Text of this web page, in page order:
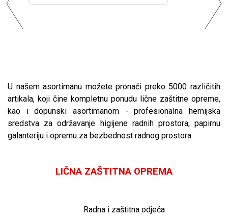
U našem asortimanu možete pronaći preko 5000 različitih
artikala, koji čine kompletnu ponudu lične zaštitne opreme,
kao i dopunski asortimanom - profesionalna hemijska
sredstva za održavanje higijene radnih prostora, papirnu
galanteriju i opremu za bezbednost radnog prostora.
LIČNA ZAŠTITNA OPREMA
Radna i zaštitna odjeća